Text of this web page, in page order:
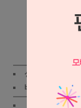
상품가 :
배송비 :